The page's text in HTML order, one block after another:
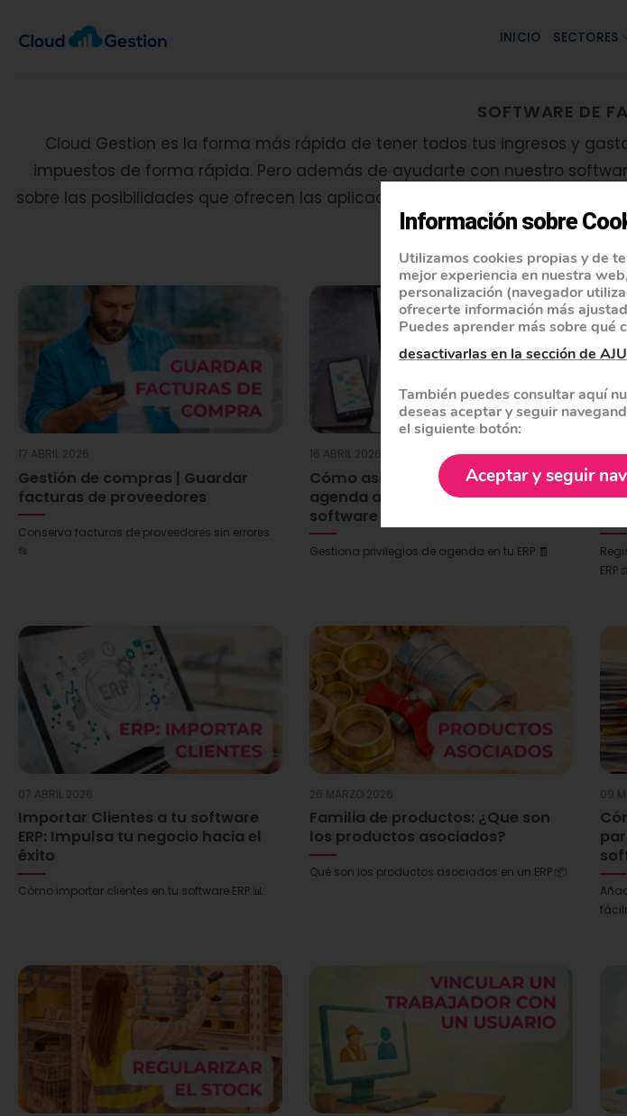
INICIO SECTORES
SOFTWARE DE
Cloud Gestion es la forma más rápida de tener todos tus ingresos y
impuestos de forma rápida. Pero además de ayudarte con nuestro
sobre las posibilidades que ofrecen las aplicaciones informáticas de
accesible y
17 ABRIL 2026
Gestión de compras | Guardar
facturas de proveedores
Conserva facturas de proveedores sin errores
📂
16 ABRIL 2026
Cómo asignar privilegios de
agenda a los usuarios de un
software ERP
Gestiona privilegios de agenda en tu ERP 🧾
08
ERP
07 ABRIL 2026
Importar Clientes a tu software
ERP: Impulsa tu negocio hacia el
éxito
Cómo importar clientes en tu software ERP 📊
26 MARZO 2026
Familia de productos: ¿Que son
los productos asociados?
Qué son los productos asociados en un ERP 📦
09
Información sobre
Utilizamos cookies propias y de
mejor experiencia en nuestra
personalización (navegador
ofrecerte información más
Puedes aprender más sobre qué
desactivarlas en la sección de
También puedes consultar aquí
deseas aceptar y seguir
el siguiente botón:
Aceptar y seguir